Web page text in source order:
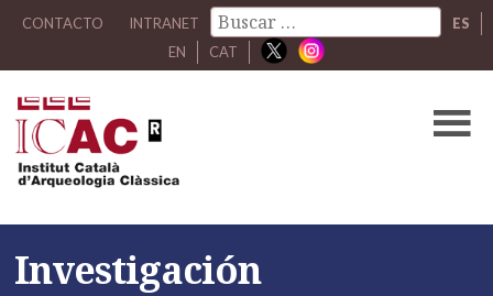
CONTACTO INTRANET
ES
EN
CAT
Investigación